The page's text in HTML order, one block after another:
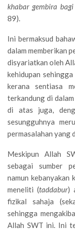
khabar gembira
89).
Ini bermaksud
dalam memberikan
disyariatkan oleh
kehidupan
kerana sentiasa
terkandung di
di atas juga,
sesungguhnya
permasalahan yang
Meskipun Allah
sebagai sumber
namun kebanyakan
meneliti (taddabur)
fizikal sahaja
sehingga
Allah SWT ini. Ini